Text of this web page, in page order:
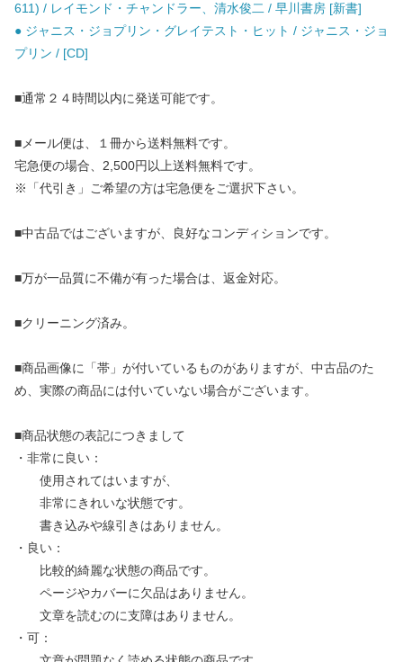
611) / レイモンド・チャンドラー、清水俊二 / 早川書房 [新書]
● ジャニス・ジョプリン・グレイテスト・ヒット / ジャニス・ジョ
プリン / [CD]
■通常２４時間以内に発送可能です。
■メール便は、１冊から送料無料です。
宅急便の場合、2,500円以上送料無料です。
※「代引き」ご希望の方は宅急便をご選択下さい。
■中古品ではございますが、良好なコンディションです。
■万が一品質に不備が有った場合は、返金対応。
■クリーニング済み。
■商品画像に「帯」が付いているものがありますが、中古品のた
め、実際の商品には付いていない場合がございます。
■商品状態の表記につきまして
・非常に良い：
使用されてはいますが、
非常にきれいな状態です。
書き込みや線引きはありません。
・良い：
比較的綺麗な状態の商品です。
ページやカバーに欠品はありません。
文章を読むのに支障はありません。
・可：